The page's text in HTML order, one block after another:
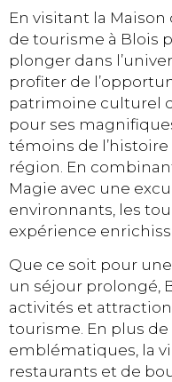
En visitant la
de tourisme à Blois
plonger dans
profiter de
patrimoine culturel
pour ses
témoins de
région. En
Magie avec une
environnants, les
expérience
Que ce soit pour
un séjour prolongé,
activités et
tourisme. En plus de
emblématiques, la
restaurants et de